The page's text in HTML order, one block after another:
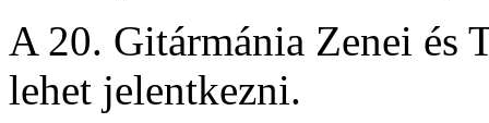
A 20. Gitármánia Zenei és
lehet jelentkezni.